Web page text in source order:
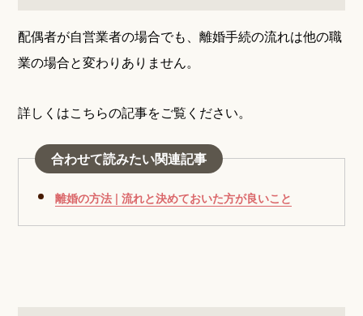
配偶者が自営業者の場合でも、離婚手続の流れは他の職
業の場合と変わりありません。
詳しくはこちらの記事をご覧ください。
合わせて読みたい関連記事
離婚の方法 | 流れと決めておいた方が良いこと